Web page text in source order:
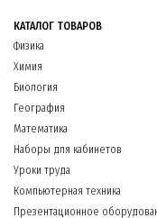
КАТАЛОГ ТОВАРОВ
Физика
Химия
Биология
География
Математика
Наборы для кабинетов
Уроки труда
Компьютерная техника
Презентационное